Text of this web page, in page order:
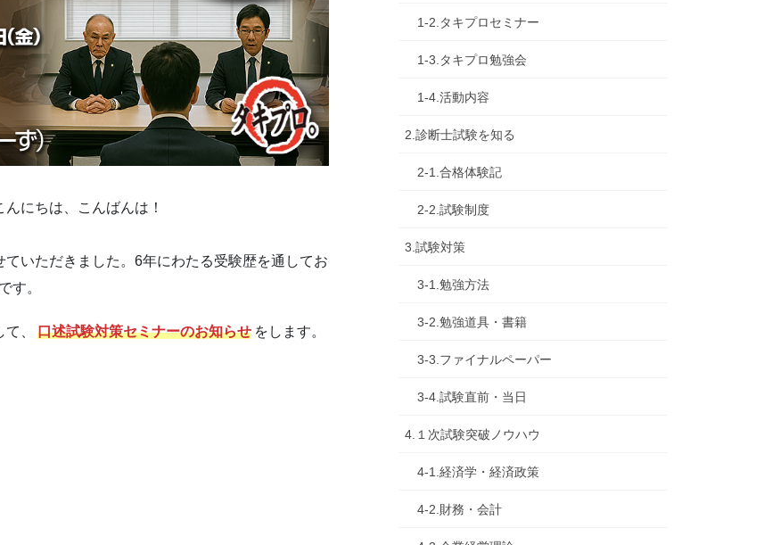
にちは、こんばんは！
いただきました。6年にわたる受験歴を通してお
す。
、 口述試験対策セミナーのお知らせ をします。
1-2.タキプロセミナー
1-3.タキプロ勉強会
1-4.活動内容
2.診断士試験を知る
2-1.合格体験記
2-2.試験制度
3.試験対策
3-1.勉強方法
3-2.勉強道具・書籍
3-3.ファイナルペーパー
3-4.試験直前・当日
4.１次試験突破ノウハウ
4-1.経済学・経済政策
4-2.財務・会計